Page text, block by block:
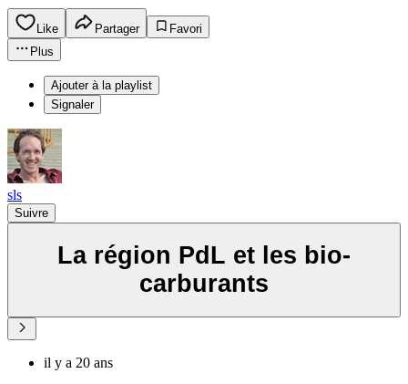
Like Partager
Favori
Plus
Ajouter à la playlist
Signaler
sls
Suivre
La région PdL et les bio-
carburants
il y a 20 ans